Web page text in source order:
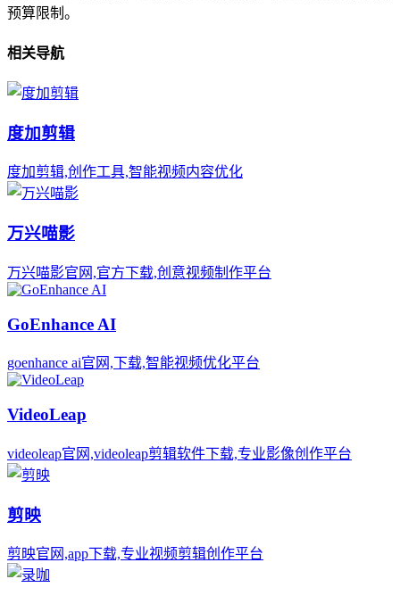
预算限制。
相关导航
度加剪辑
度加剪辑,创作工具,智能视频内容优化
万兴喵影
万兴喵影官网,官方下载,创意视频制作平台
GoEnhance AI
goenhance ai官网,下载,智能视频优化平台
VideoLeap
videoleap官网,videoleap剪辑软件下载,专业影像创作平台
剪映
剪映官网,app下载,专业视频剪辑创作平台